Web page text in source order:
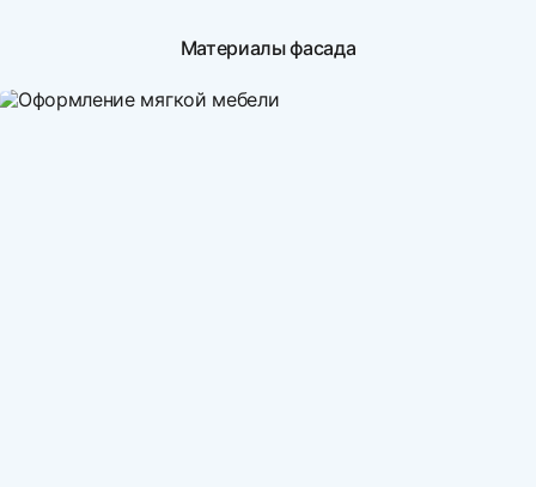
Материалы фасада